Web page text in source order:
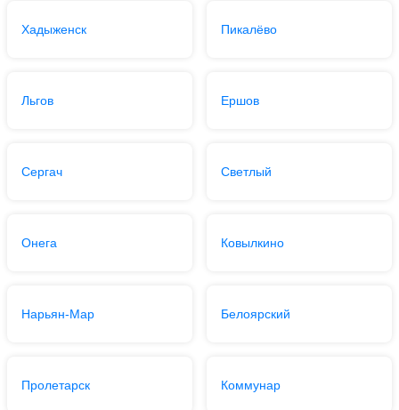
Хадыженск Пикалёво
Льгов Ершов
Сергач Светлый
Онега Ковылкино
Нарьян-Мар Белоярский
Пролетарск Коммунар